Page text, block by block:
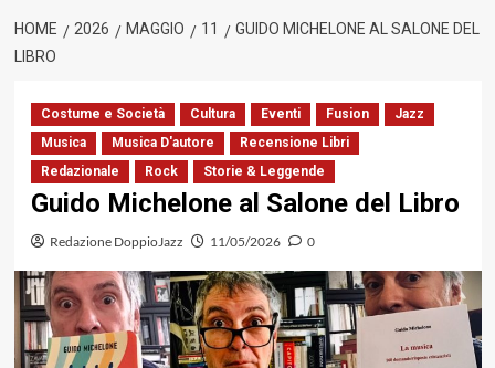
HOME 2026 MAGGIO 11
GUIDO MICHELONE AL SALONE DEL
LIBRO
Costume e Società Cultura Eventi Fusion
Jazz
Musica
Musica D'autore
Recensione Libri
Redazionale
Rock Storie & Leggende
Guido Michelone al Salone del Libro
Redazione DoppioJazz 11/05/2026 0